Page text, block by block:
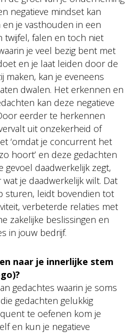
negatieve mindset kan
je vasthouden in een
twijfel, falen en toch niet
je veel bezig bent met
en je laat leiden door de
maken, kan je eveneens
dwalen. Het erkennen en
kan deze negatieve
eerder te herkennen
uit onzekerheid of
‘omdat je concurrent het
hoort’ en deze gedachten
gevoel daadwerkelijk zegt,
je daadwerkelijk wilt. Dat
sturen, leidt bovendien tot
verbeterde relaties met
zakelijke beslissingen en
in jouw bedrijf.
naar je innerlijke stem
gedachtes waarin je soms
gedachten gelukkig
te oefenen kom je
en kun je negatieve